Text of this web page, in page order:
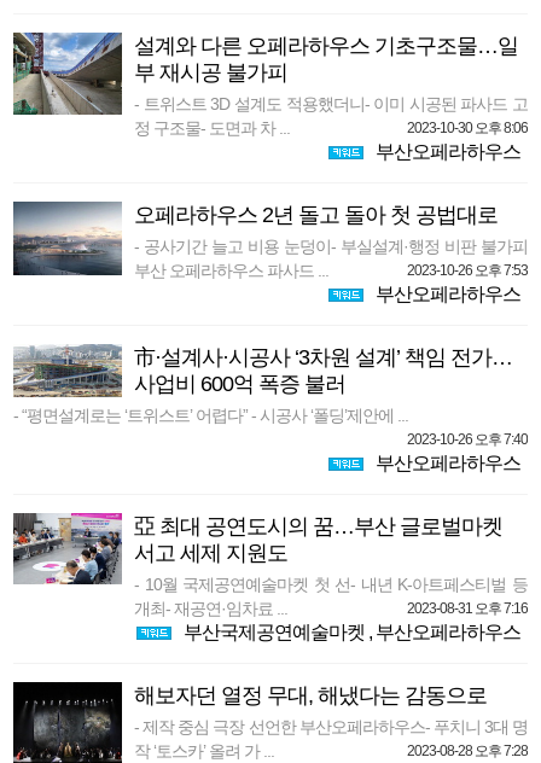
설계와 다른 오페라하우스 기초구조물…일
부 재시공 불가피
- 트위스트 3D 설계도 적용했더니- 이미 시공된 파사드 고
정 구조물- 도면과 차 ...
2023-10-30 오후 8:06
부산오페라하우스
오페라하우스 2년 돌고 돌아 첫 공법대로
- 공사기간 늘고 비용 눈덩이- 부실설계·행정 비판 불가피
부산 오페라하우스 파사드 ...
2023-10-26 오후 7:53
부산오페라하우스
市·설계사·시공사 ‘3차원 설계’ 책임 전가…
사업비 600억 폭증 불러
- “평면설계로는 ‘트위스트’ 어렵다” - 시공사 ‘폴딩’제안에 ...
2023-10-26 오후 7:40
부산오페라하우스
亞 최대 공연도시의 꿈…부산 글로벌마켓
서고 세제 지원도
- 10월 국제공연예술마켓 첫 선- 내년 K-아트페스티벌 등
개최- 재공연·임차료 ...
2023-08-31 오후 7:16
부산국제공연예술마켓 , 부산오페라하우스
해보자던 열정 무대, 해냈다는 감동으로
- 제작 중심 극장 선언한 부산오페라하우스- 푸치니 3대 명
작 ‘토스카’ 올려 가 ...
2023-08-28 오후 7:28